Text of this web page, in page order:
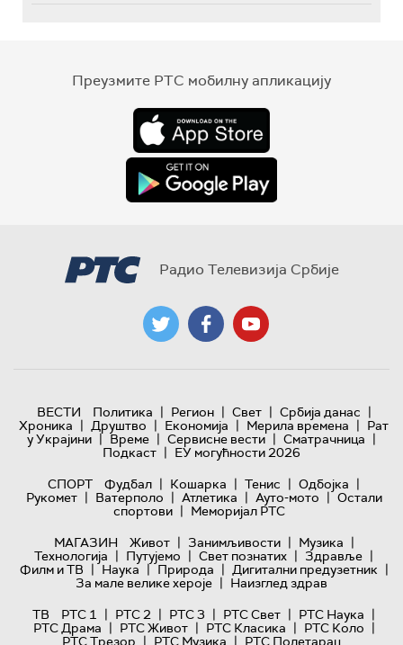
Преузмите РТС мобилну апликацију
Радио Телевизија Србије
ВЕСТИ Политика | Регион | Свет | Србија данас |
Хроника | Друштво | Економија | Мерила времена | Рат
у Украјини | Време | Сервисне вести | Сматрачница |
Подкаст | ЕУ могућности 2026
СПОРТ
Фудбал | Кошарка | Тенис | Одбојка |
Рукомет | Ватерполо | Атлетика | Ауто-мото | Остали
спортови | Меморијал РТС
МАГАЗИН
Живот | Занимљивости | Музика |
Технологијa | Путујемо | Свет познатих | Здравље |
Филм и ТВ | Наука | Природа | Дигитални предузетник |
За мале велике хероје | Наизглед здрав
ТВ
РТС 1 | РТС 2 | РТС 3 | РТС Свет | РТС Наука |
РТС Драма | РТС Живот | РТС Класика | РТС Коло |
РТС Трезор РТС Музика РТС Полетарац